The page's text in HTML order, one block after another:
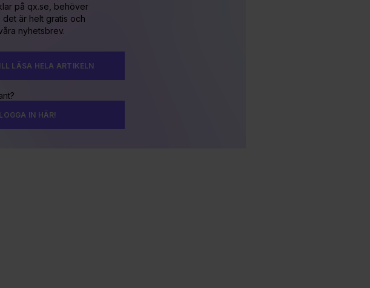
på qx.se, behöver
är helt gratis och
nyhetsbrev.
LÄSA HELA ARTIKELN
LOGGA IN HÄR!